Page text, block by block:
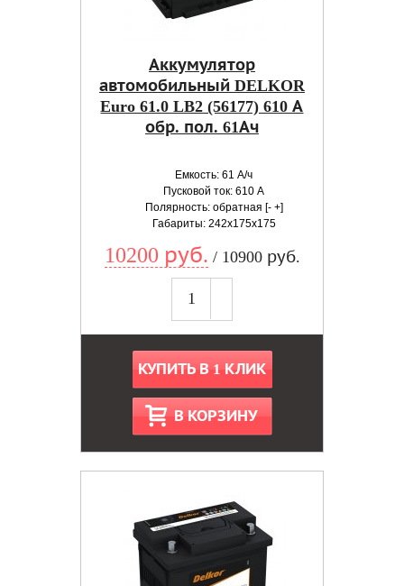
Аккумулятор
автомобильный DELKOR
Euro 61.0 LB2 (56177) 610 А
обр. пол. 61Ач
Емкость: 61 А/ч
Пусковой ток: 610 А
Полярность: обратная [- +]
Габариты: 242x175x175
10200 руб. / 10900 руб.
КУПИТЬ В 1 КЛИК
В КОРЗИНУ